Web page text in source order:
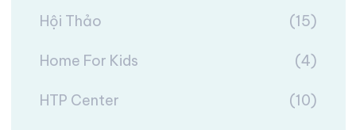
Hội Thảo (15)
Home For Kids (4)
HTP Center (10)